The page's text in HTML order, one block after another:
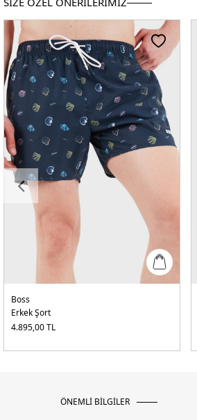
Boss
Erkek Şort
4.895,00TL
ÖNEMLİ BİLGİLER